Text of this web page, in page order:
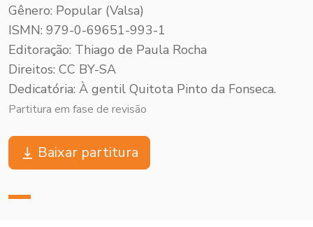
Gênero: Popular (Valsa)
ISMN: 979-0-69651-993-1
Editoração: Thiago de Paula Rocha
Direitos: CC BY-SA
Dedicatória: À gentil Quitota Pinto da Fonseca.
Partitura em fase de revisão
Baixar partitura